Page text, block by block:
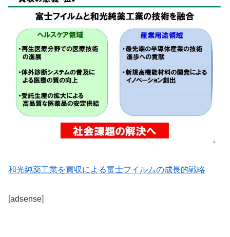
和光純薬工業を買収による富士フイルムの成長的戦略
[adsense]